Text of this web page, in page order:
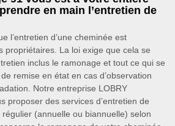
en main l’entretien de
l’entretien d’une cheminée est
propriétaires. La loi exige que cela se
inclus le ramonage et tout ce qui se
remise en état en cas d’observation
Notre entreprise LOBRY
proposer des services d’entretien de
(annuelle ou biannuelle) selon